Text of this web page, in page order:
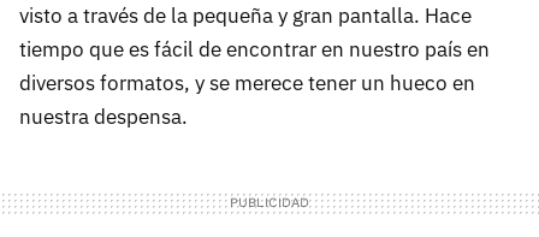
visto a través de la pequeña y gran pantalla. Hace
tiempo que es fácil de encontrar en nuestro país en
diversos formatos, y se merece tener un hueco en
nuestra despensa.